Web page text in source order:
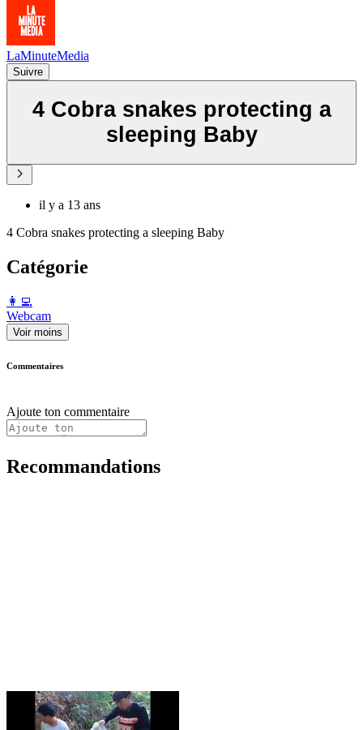
LaMinuteMedia
Suivre
4 Cobra snakes protecting a
sleeping Baby
il y a 13 ans
4 Cobra snakes protecting a sleeping Baby
Catégorie
️👩‍💻️
Webcam
Voir moins
Commentaires
Ajoute ton commentaire
Recommandations